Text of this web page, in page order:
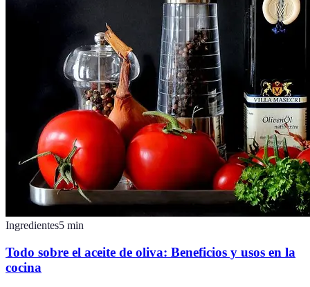
Ingredientes5 min
Todo sobre el aceite de oliva: Beneficios y usos en la
cocina